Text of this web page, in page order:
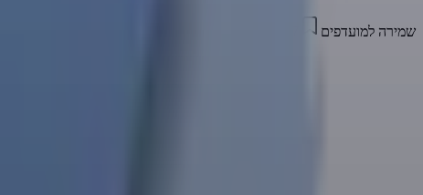
שמירה למועדפים